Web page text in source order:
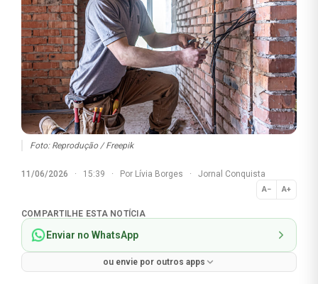
Foto: Reprodução / Freepik
11/06/2026 · 15:39 · Por Lívia Borges · Jornal Conquista
A− A+
Normal
COMPARTILHE ESTA NOTÍCIA
Enviar no WhatsApp
ou envie por outros apps